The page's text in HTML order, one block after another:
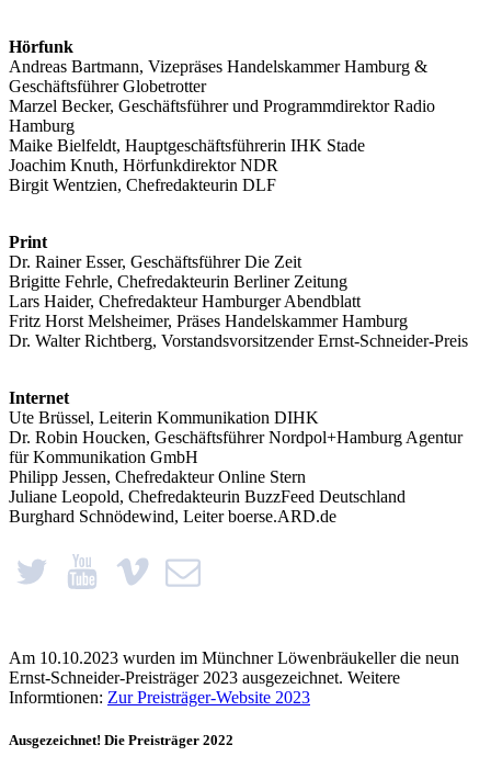
Hörfunk
Andreas Bartmann, Vizepräses Handelskammer Hamburg &
Geschäftsführer Globetrotter
Marzel Becker, Geschäftsführer und Programmdirektor Radio
Hamburg
Maike Bielfeldt, Hauptgeschäftsführerin IHK Stade
Joachim Knuth, Hörfunkdirektor NDR
Birgit Wentzien, Chefredakteurin DLF
Print
Dr. Rainer Esser, Geschäftsführer Die Zeit
Brigitte Fehrle, Chefredakteurin Berliner Zeitung
Lars Haider, Chefredakteur Hamburger Abendblatt
Fritz Horst Melsheimer, Präses Handelskammer Hamburg
Dr. Walter Richtberg, Vorstandsvorsitzender Ernst-Schneider-Preis
Internet
Ute Brüssel, Leiterin Kommunikation DIHK
Dr. Robin Houcken, Geschäftsführer Nordpol+Hamburg Agentur
für Kommunikation GmbH
Philipp Jessen, Chefredakteur Online Stern
Juliane Leopold, Chefredakteurin BuzzFeed Deutschland
Burghard Schnödewind, Leiter boerse.ARD.de
Am 10.10.2023 wurden im Münchner Löwenbräukeller die neun
Ernst-Schneider-Preisträger 2023 ausgezeichnet. Weitere
Informtionen: Zur Preisträger-Website 2023
Ausgezeichnet! Die Preisträger 2022